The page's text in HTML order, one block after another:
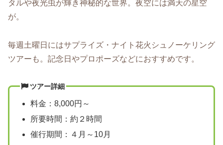
タルや夜光虫が輝き神秘的な世界。夜空には満天の星空
が。
毎週土曜日にはサプライズ・ナイト花火シュノーケリング
ツアーも。記念日やプロポーズなどにおすすめです。
ツアー詳細
料金：8,000円～
所要時間：約２時間
催行期間：４月～10月